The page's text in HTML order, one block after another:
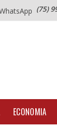
(75)
ECONOMIA